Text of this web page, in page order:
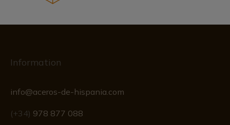
Information
info@aceros-de-hispania.com
(+34) 978 877 088